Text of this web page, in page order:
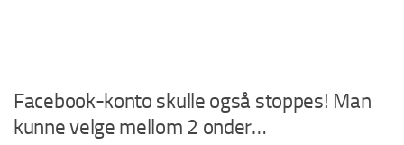
Facebook-konto skulle også stoppes! Man
kunne velge mellom 2 onder…